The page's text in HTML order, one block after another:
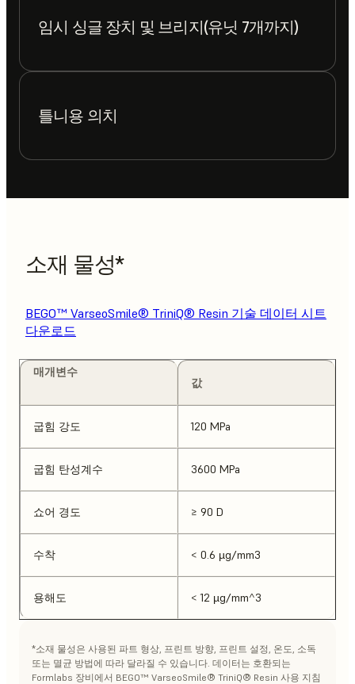
임시 싱글 장치 및 브리지(유닛 7개까지)
틀니용 의치
소재 물성*
BEGO™ VarseoSmile® TriniQ® Resin 기술 데이터 시트
다운로드
매개변수
값
굽힘 강도 120 MPa
굽힘 탄성계수 3600 MPa
쇼어 경도 ≥ 90 D
수착 < 0.6 µg/mm3
용해도 < 12 µg/mm^3
*소재 물성은 사용된 파트 형상, 프린트 방향, 프린트 설정, 온도, 소독
또는 멸균 방법에 따라 달라질 수 있습니다. 데이터는 호환되는
Formlabs 장비에서 BEGO™ VarseoSmile® TriniQ® Resin 사용 지침